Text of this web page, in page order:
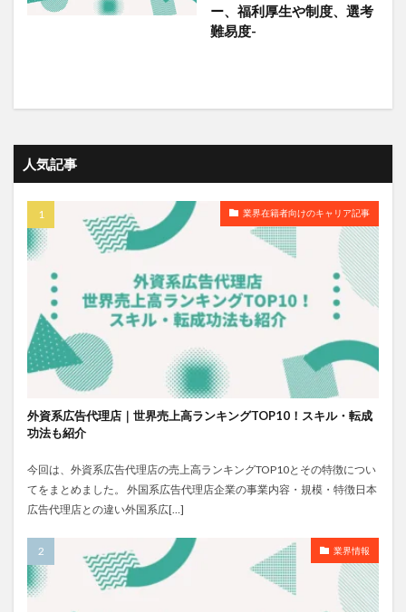
ー、福利厚生や制度、選考
難易度-
人気記事
業界在籍者向けのキャリア記事
外資系広告代理店｜世界売上高ランキングTOP10！スキル・転成
功法も紹介
今回は、外資系広告代理店の売上高ランキングTOP10とその特徴につい
てをまとめました。 外国系広告代理店企業の事業内容・規模・特徴日本
広告代理店との違い外国系広[…]
業界情報